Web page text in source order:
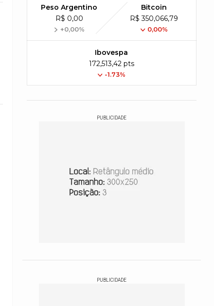
Peso Argentino
R$ 0,00
+0,00%
Bitcoin
R$ 350,066,79
0,00%
Ibovespa
172,513,42 pts
-1.73%
PUBLICIDADE
PUBLICIDADE